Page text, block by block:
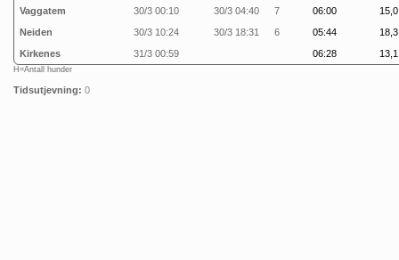
Vaggatem
30/3 00:10 30/3 04:40 7 06:00
Neiden
30/3 10:24 30/3 18:31 6 05:44
Kirkenes
31/3 00:59 06:28
H=Antall hunder
Tidsutjevning: 0